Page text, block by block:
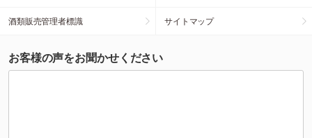
酒類販売管理者標識 サイトマップ
お客様の声をお聞かせください